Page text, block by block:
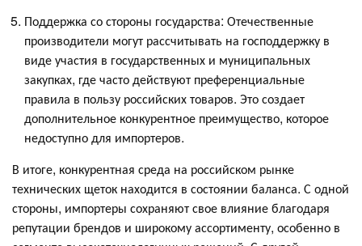
Поддержка со стороны государства: Отечественные
производители могут рассчитывать на господдержку в
виде участия в государственных и муниципальных
закупках, где часто действуют преференциальные
правила в пользу российских товаров. Это создает
дополнительное конкурентное преимущество, которое
недоступно для импортеров.
В итоге, конкурентная среда на российском рынке
технических щеток находится в состоянии баланса. С одной
стороны, импортеры сохраняют свое влияние благодаря
репутации брендов и широкому ассортименту, особенно в